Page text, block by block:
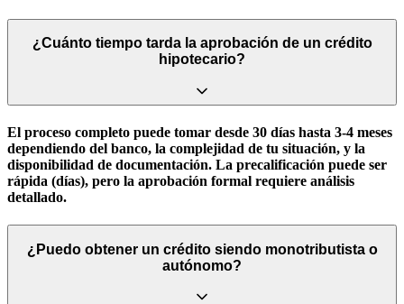
¿Cuánto tiempo tarda la aprobación de un crédito
hipotecario?
El proceso completo puede tomar desde 30 días hasta 3-4 meses
dependiendo del banco, la complejidad de tu situación, y la
disponibilidad de documentación. La precalificación puede ser
rápida (días), pero la aprobación formal requiere análisis
detallado.
¿Puedo obtener un crédito siendo monotributista o
autónomo?